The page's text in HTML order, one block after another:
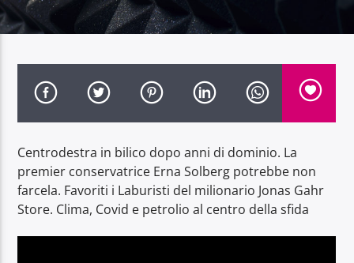
Radio Dolomiti
Centrodestra in bilico dopo anni di dominio. La
premier conservatrice Erna Solberg potrebbe non
farcela. Favoriti i Laburisti del milionario Jonas Gahr
Store. Clima, Covid e petrolio al centro della sfida